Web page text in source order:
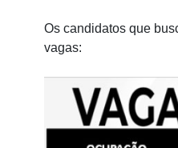
Os candidatos que
vagas: